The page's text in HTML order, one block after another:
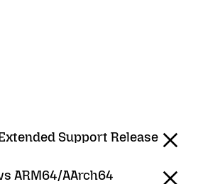
Support Release
ARM64/AArch64